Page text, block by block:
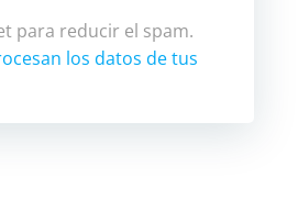
para reducir el spam.
los datos de tus